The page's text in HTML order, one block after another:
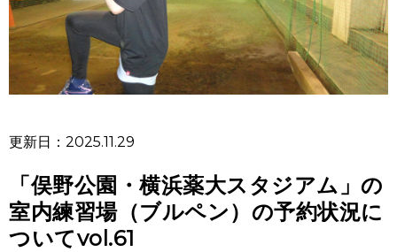
更新日：2025.11.29
「俣野公園・横浜薬大スタジアム」の
室内練習場（ブルペン）の予約状況に
ついてvol.61